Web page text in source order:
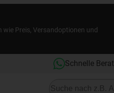
Preis, Versandoptionen und
Schnelle